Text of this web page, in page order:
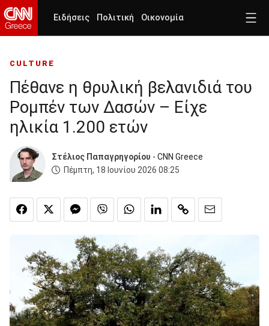
Ειδήσεις Πολιτική Οικονομία
CULTURE
Πέθανε η θρυλική βελανιδιά του
Ρομπέν των Δασών – Είχε
ηλικία 1.200 ετών
Στέλιος Παπαγρηγορίου - CNN Greece
Πέμπτη, 18 Ιουνίου 2026 08:25